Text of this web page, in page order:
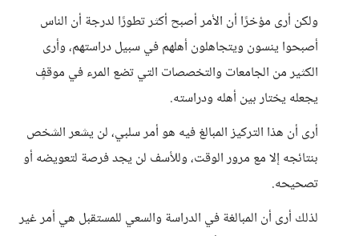
ولكن أرى مؤخرًا أن الأمر أصبح أكثر تطورًا لدرجة أن الناس
أصبحوا ينسون ويتجاهلون أهلهم في سبيل دراستهم، وأرى
الكثير من الجامعات والتخصصات التي تضع المرء في موقفٍ
يجعله يختار بين أهله ودراسته.
أرى أن هذا التركيز المبالغ فيه هو أمر سلبي، لن يشعر الشخص
بنتائجه إلا مع مرور الوقت، وللأسف لن يجد فرصة لتعويضه أو
تصحيحه.
لذلك أرى أن المبالغة في الدراسة والسعي للمستقبل هي أمر غير